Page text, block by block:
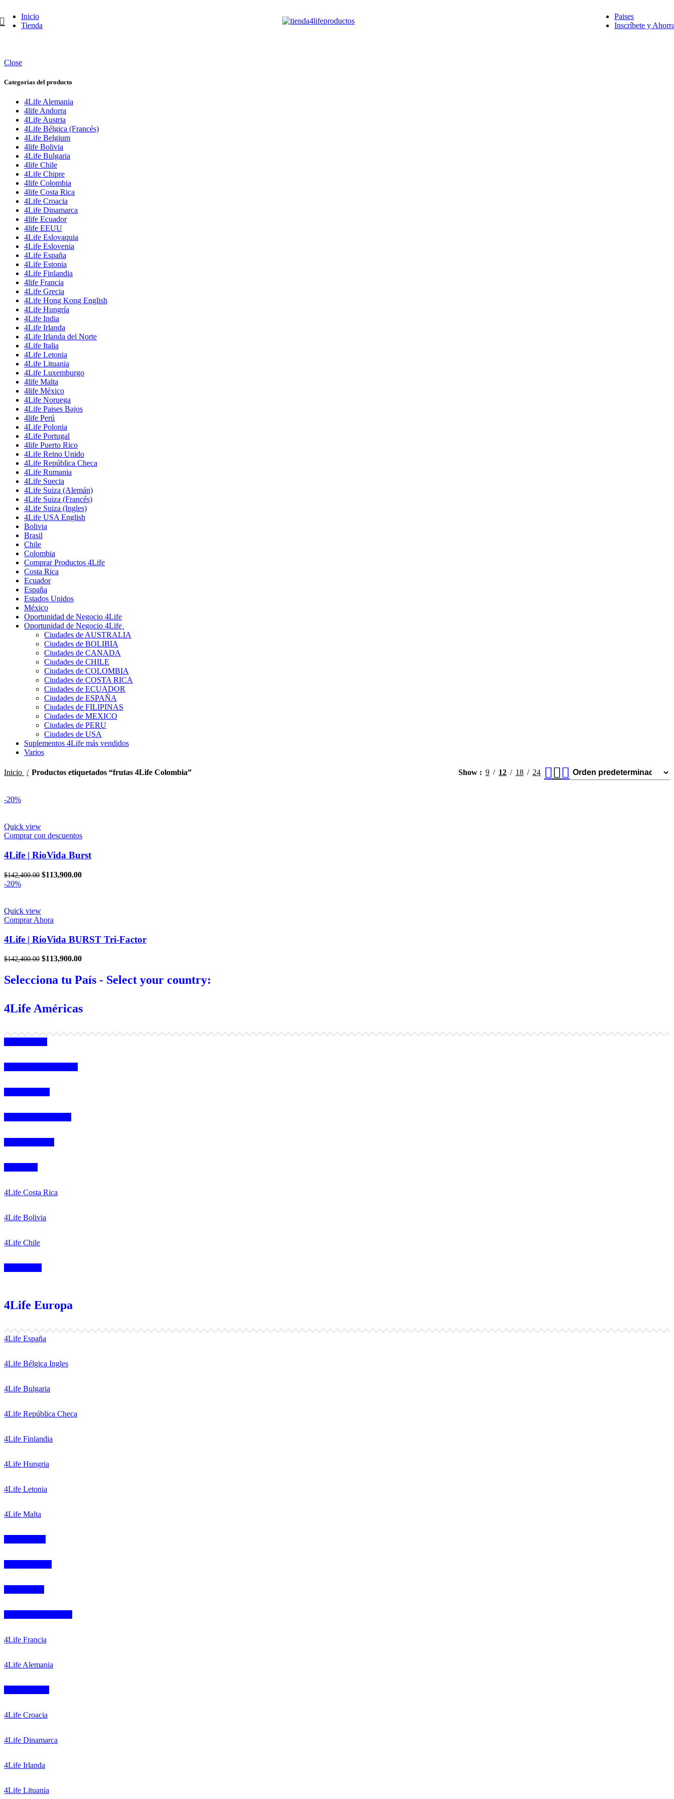
Inicio
Tienda
Paises
Inscríbete y
Close
Categorías del producto
4Life Alemania
4life Andorra
4Life Austria
4Life Bélgica (Francés)
4Life Belgium
4life Bolivia
4Life Bulgaria
4life Chile
4Life Chipre
4life Colombia
4life Costa Rica
4Life Croacia
4Life Dinamarca
4life Ecuador
4life EEUU
4Life Eslovaquia
4Life Eslovenia
4Life España
4Life Estonia
4Life Finlandia
4life Francia
4Life Grecia
4Life Hong Kong English
4Life Hungría
4Life India
4Life Irlanda
4Life Irlanda del Norte
4Life Italia
4Life Letonia
4Life Lituania
4Life Luxemburgo
4life Malta
4life México
4Life Noruega
4Life Paises Bajos
4life Perú
4Life Polonia
4Life Portugal
4life Puerto Rico
4Life Reino Unido
4Life República Checa
4Life Rumania
4Life Suecia
4Life Suiza (Alemán)
4Life Suiza (Francés)
4Life Suiza (Ingles)
4Life USA English
Bolivia
Brasil
Chile
Colombia
Comprar Productos 4Life
Costa Rica
Ecuador
España
Estados Unidos
México
Oportunidad de Negocio 4Life
Oportunidad de Negocio 4Life¸
Ciudades de AUSTRALIA
Ciudades de BOLIBIA
Ciudades de CANADA
Ciudades de CHILE
Ciudades de COLOMBIA
Ciudades de COSTA RICA
Ciudades de ECUADOR
Ciudades de ESPAÑA
Ciudades de FILIPINAS
Ciudades de MEXICO
Ciudades de PERU
Ciudades de USA
Suplementos 4Life más vendidos
Varios
Inicio Productos etiquetados “frutas 4Life Colombia” Show 9 12 18 24
-20%
Quick view
Comprar con descuentos
4Life | RioVida Burst
$142,400.00 El
$113,900.00El
-20%
Quick view
Comprar Ahora
4Life | RioVida BURST Tri-Factor
$142,400.00 El
original
era:
$113,900.00El
actual
es:
Selecciona tu País - Select your country:
4Life Américas
4Life Costa Rica
4Life Bolivia
4Life Chile
4Life Europa
4Life España
4Life Bélgica Ingles
4Life Bulgaria
4Life República Checa
4Life Finlandia
4Life Hungria
4Life Letonia
4Life Malta
4Life Francia
4Life Alemania
4Life Croacia
4Life Dinamarca
4Life Irlanda
4Life Lituania